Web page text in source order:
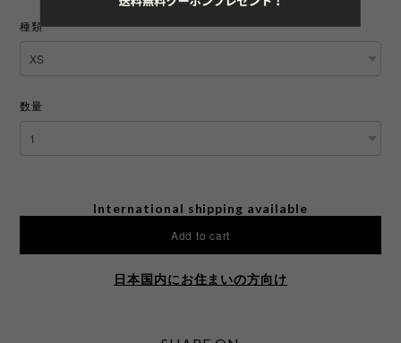
種類
数量
International shipping available
Add to cart
日本国内にお住まいの方向け